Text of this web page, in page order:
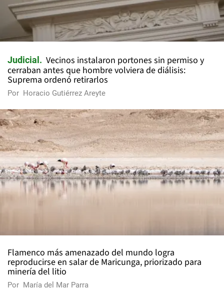
Judicial
Vecinos instalaron portones sin permiso y
cerraban antes que hombre volviera de diálisis:
Suprema ordenó retirarlos
Por Horacio Gutiérrez Areyte
Flamenco más amenazado del mundo logra
reproducirse en salar de Maricunga, priorizado para
minería del litio
Por María del Mar Parra